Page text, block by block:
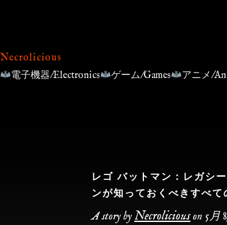
Necrolicious
電子機器/Electronics
ゲーム/Games アニメ/
レゴ バットマン：レガシ
ンが知っておくべきすべて
A story by Necroliciouson 5月